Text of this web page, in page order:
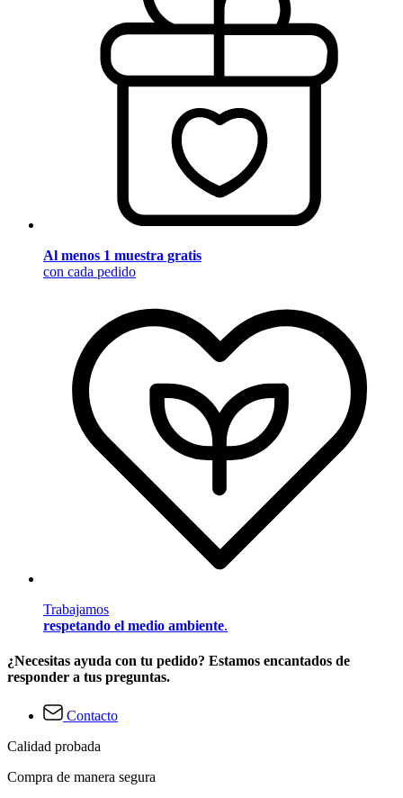
Al menos 1 muestra gratis
con cada pedido
Trabajamos
respetando el medio ambiente.
¿Necesitas ayuda con tu pedido? Estamos encantados de
responder a tus preguntas.
Contacto
Calidad probada
Compra de manera segura